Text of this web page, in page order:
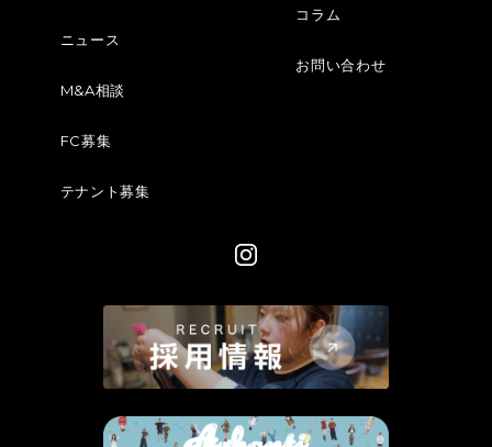
ニュース
M&A相談
FC募集
テナント募集
コラム
お問い合わせ